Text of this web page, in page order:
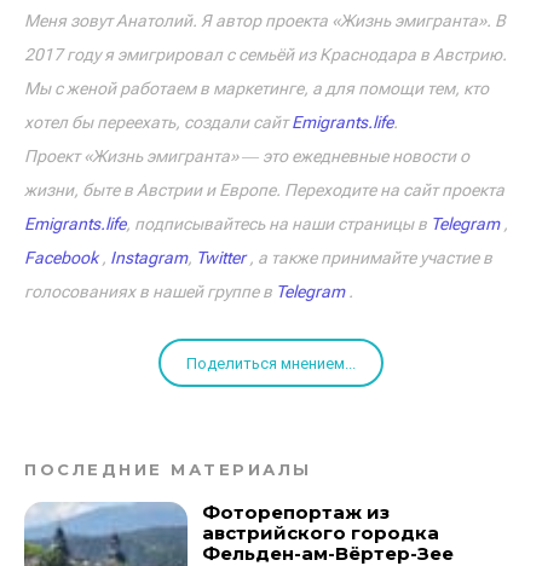
Меня зовут Анатолий. Я автор проекта «Жизнь эмигранта». В
2017 году я эмигрировал с семьёй из Краснодара в Австрию.
Мы с женой работаем в маркетинге, а для помощи тем, кто
хотел бы переехать, создали сайтEmigrants.life.
Проект «Жизнь эмигранта» ― это ежедневные новости о
жизни, быте в Австрии и Европе. Переходите на сайт проекта
Emigrants.life, подписывайтесь на наши страницы в Telegram,
Facebook, Instagram, Twitter, а также принимайте участие в
голосованиях в нашей группе в Telegram.
Поделиться мнением...
ПОСЛЕДНИЕ МАТЕРИАЛЫ
Фоторепортаж из
австрийского городка
Фельден-ам-Вёртер-Зее